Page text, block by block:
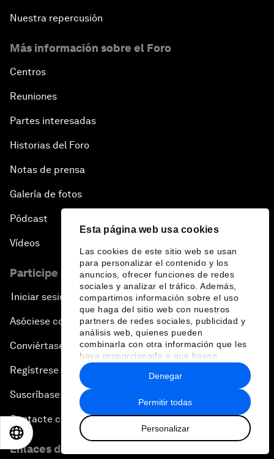
Esta página web usa cookies
Las cookies de este sitio web se usan
para personalizar el contenido y los
anuncios, ofrecer funciones de redes
sociales y analizar el tráfico. Además,
compartimos información sobre el uso
que haga del sitio web con nuestros
partners de redes sociales, publicidad y
análisis web, quienes pueden
combinarla con otra información que les
haya proporcionado o que hayan
recopilado a partir del uso que haya
hecho de sus servicios.
Permitir todas
Personalizar
Denegar
Nuestra repercusión
Más información sobre el Foro
Centros
Reuniones
Partes interesadas
Historias del Foro
Notas de prensa
Galería de fotos
Pódcast
Vídeos
Participe en el Foro
Iniciar sesión
Asóciese con nosotros
Conviértase en miembro
Regístrese para recibir nuestras notas de prensa
Suscríbase a nuestros boletines
Contacte con nosotros
Enlaces directos